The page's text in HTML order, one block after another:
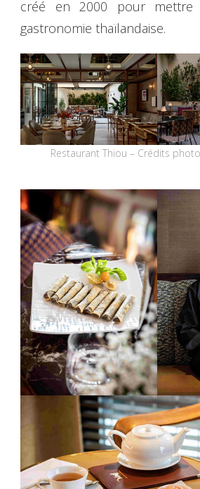
créé en 2000 pour mettre
gastronomie thaïlandaise.
Restaurant Thiou – Crédits